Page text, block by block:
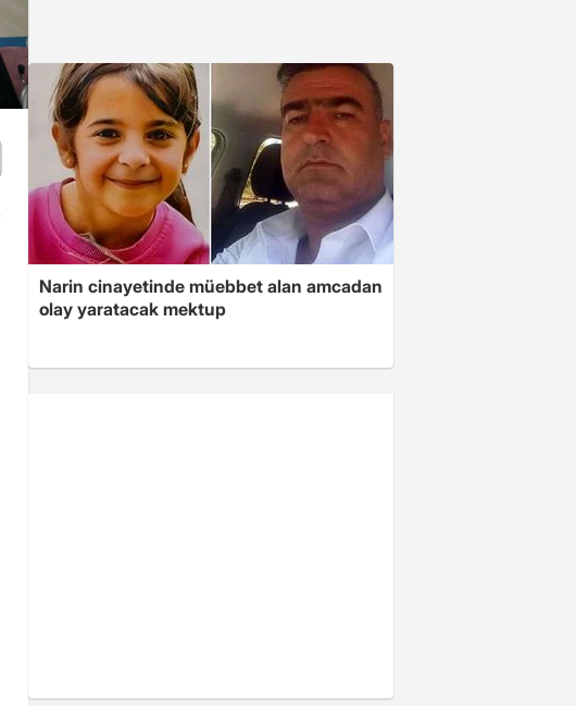
Narin cinayetinde müebbet alan amcadan
olay yaratacak mektup